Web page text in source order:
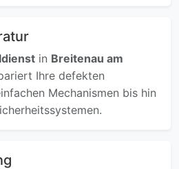
in Breitenau am
Ihre defekten
Mechanismen bis hin